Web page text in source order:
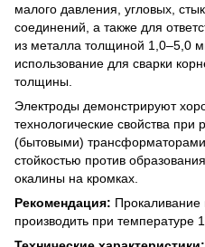
малого давления, угловых,
соединений, а также для
из металла толщиной 1,0–5,0
использование для сварки
толщины.
Электроды демонстрируют
технологические свойства
(бытовыми)
стойкостью против
окалины на кромках.
Рекомендация: Прокаливание
производить при температуре